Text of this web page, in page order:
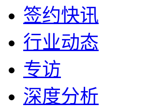
签约快讯
行业动态
专访
深度分析